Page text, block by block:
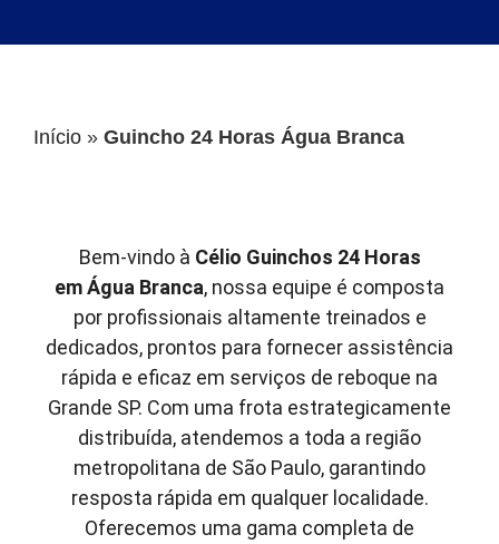
Início » Guincho 24 Horas Água Branca
Bem-vindo à Célio Guinchos 24 Horas
emÁgua Branca, nossa equipe é composta
por profissionais altamente treinados e
dedicados, prontos para fornecer assistência
rápida e eficaz em serviços de reboque na
Grande SP. Com uma frota estrategicamente
distribuída, atendemos a toda a região
metropolitana de São Paulo, garantindo
resposta rápida em qualquer localidade.
Oferecemos uma gama completa de